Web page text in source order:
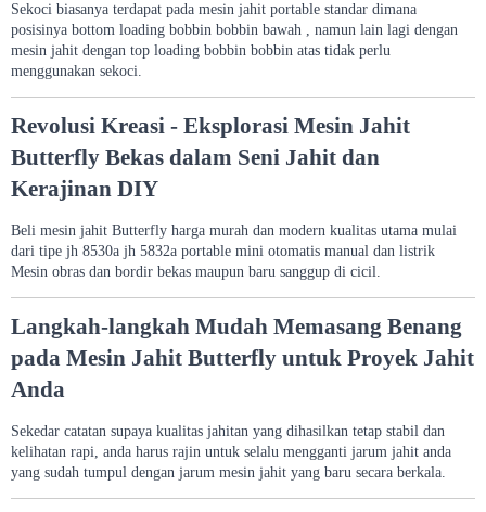
Sekoci biasanya terdapat pada mesin jahit portable standar dimana
posisinya bottom loading bobbin bobbin bawah , namun lain lagi dengan
mesin jahit dengan top loading bobbin bobbin atas tidak perlu
menggunakan sekoci.
Revolusi Kreasi - Eksplorasi Mesin Jahit
Butterfly Bekas dalam Seni Jahit dan
Kerajinan DIY
Beli mesin jahit Butterfly harga murah dan modern kualitas utama mulai
dari tipe jh 8530a jh 5832a portable mini otomatis manual dan listrik
Mesin obras dan bordir bekas maupun baru sanggup di cicil.
Langkah-langkah Mudah Memasang Benang
pada Mesin Jahit Butterfly untuk Proyek Jahit
Anda
Sekedar catatan supaya kualitas jahitan yang dihasilkan tetap stabil dan
kelihatan rapi, anda harus rajin untuk selalu mengganti jarum jahit anda
yang sudah tumpul dengan jarum mesin jahit yang baru secara berkala.